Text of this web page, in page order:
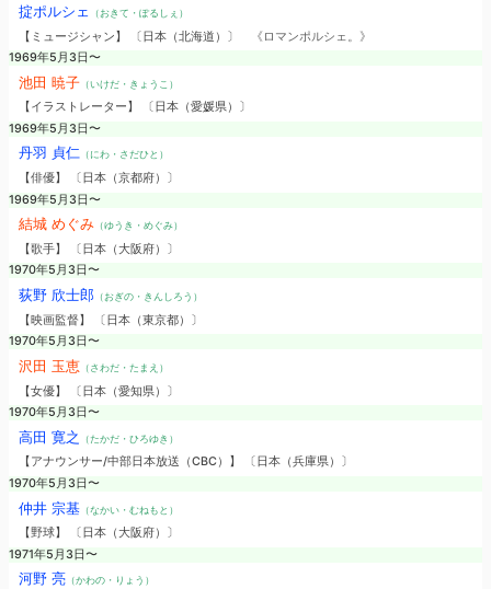
掟ポルシェ （おきて・ぽるしぇ）
【ミュージシャン】 〔日本（北海道）〕
《ロマンポルシェ。》
1969年5月3日〜
池田 暁子（いけだ・きょうこ）
【イラストレーター】 〔日本（愛媛県）〕
1969年5月3日〜
丹羽 貞仁（にわ・さだひと）
【俳優】 〔日本（京都府）〕
1969年5月3日〜
結城 めぐみ（ゆうき・めぐみ）
【歌手】 〔日本（大阪府）〕
1970年5月3日〜
荻野 欣士郎（おぎの・きんしろう）
【映画監督】 〔日本（東京都）〕
1970年5月3日〜
沢田 玉恵 （さわだ・たまえ）
【女優】 〔日本（愛知県）〕
1970年5月3日〜
高田 寛之 （たかだ・ひろゆき）
【アナウンサー/中部日本放送（CBC）】 〔日本（兵庫県）〕
1970年5月3日〜
仲井 宗基（なかい・むねもと）
【野球】 〔日本（大阪府）〕
1971年5月3日〜
河野 亮（かわの・りょう）